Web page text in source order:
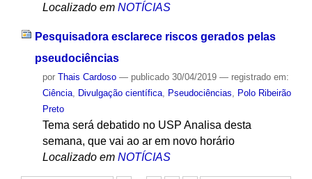
Localizado em NOTÍCIAS
Pesquisadora esclarece riscos gerados pelas
pseudociências
por Thais Cardoso — publicado30/04/2019 — registrado em:
Ciência, Divulgação científica, Pseudociências, Polo Ribeirão
Preto
Tema será debatido no USP Analisa desta
semana, que vai ao ar em novo horário
Localizado em NOTÍCIAS